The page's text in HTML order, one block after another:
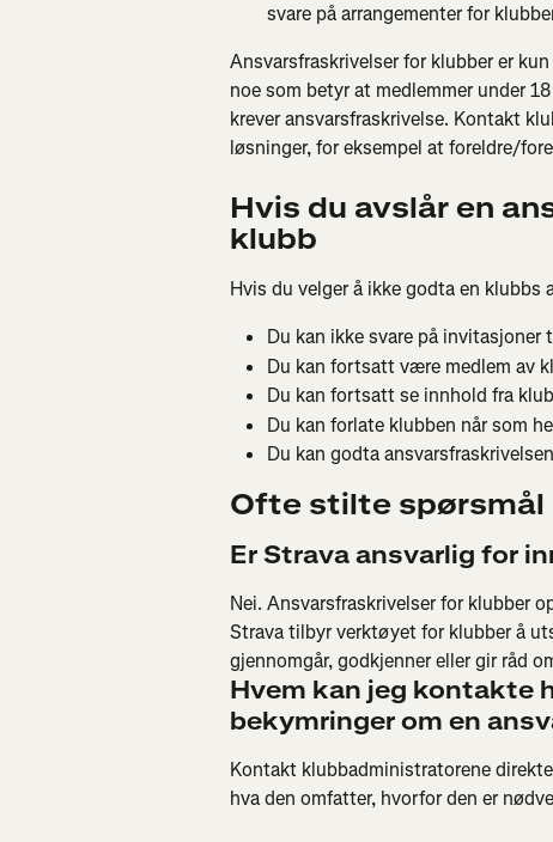
svare på arrangementer for
Ansvarsfraskrivelser for klubber er
noe som betyr at medlemmer under
krever ansvarsfraskrivelse. Kontakt
løsninger, for eksempel at foreldre/
Hvis du avslår en
klubb
Hvis du velger å ikke godta en klubbs
Du kan ikke svare på invitasjoner
Du kan fortsatt være medlem av
Du kan fortsatt se innhold fra
Du kan forlate klubben når som
Du kan godta
Ofte stilte spørsmål
Er Strava ansvarlig for
Nei. Ansvarsfraskrivelser for klubber
Strava tilbyr verktøyet for klubber å
gjennomgår, godkjenner eller gir råd
Hvem kan jeg kontakte
bekymringer om en
Kontakt klubbadministratorene
hva den omfatter, hvorfor den er